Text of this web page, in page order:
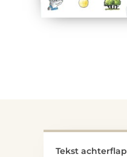
Tekst achterflap